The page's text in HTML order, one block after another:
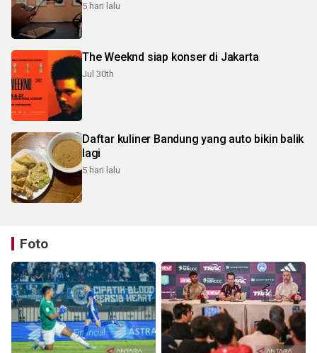
5 hari lalu
The Weeknd siap konser di Jakarta
Jul 30th
Daftar kuliner Bandung yang auto bikin balik
lagi
5 hari lalu
Foto